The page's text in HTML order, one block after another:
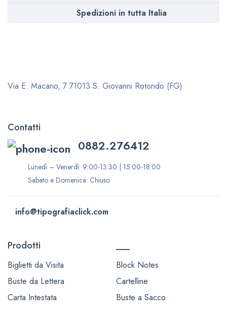
Spedizioni in tutta Italia
Via E. Macario, 7 71013 S. Giovanni Rotondo (FG)
Contatti
0882.276412
Lunedì – Venerdì: 9:00-13:30 | 15:00-18:00
Sabato e Domenica: Chiuso
info@tipografiaclick.com
Prodotti
Biglietti da Visita
Buste da Lettera
Carta Intestata
Block Notes
Cartelline
Buste a Sacco